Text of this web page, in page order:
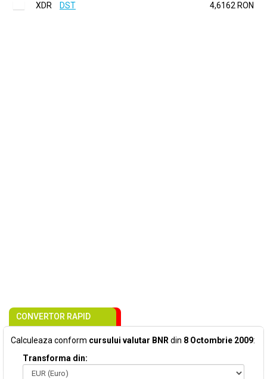
XDR
DST 4,6162 RON
CONVERTOR RAPID
Calculeaza conform cursului valutar BNR din 8 Octombrie 2009:
Transforma din: